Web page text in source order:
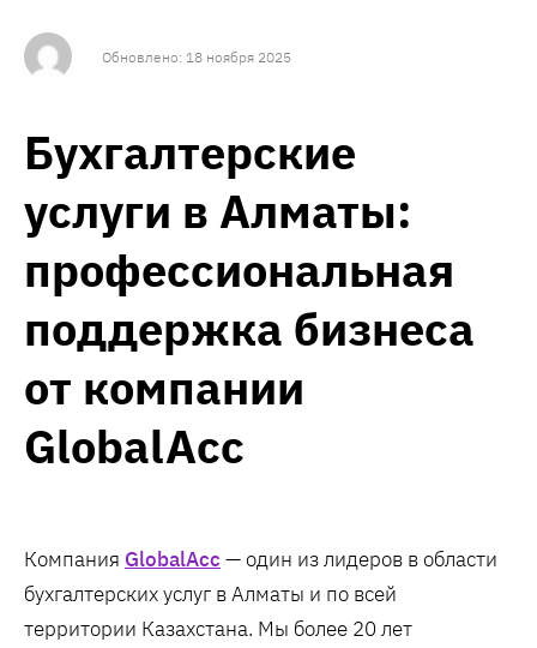
Обновлено: 18 ноября 2025
Бухгалтерские
услуги в Алматы:
профессиональная
поддержка бизнеса
от компании
GlobalAcc
Компания GlobalAcc — один из лидеров в области
бухгалтерских услуг в Алматы и по всей
территории Казахстана. Мы более 20 лет